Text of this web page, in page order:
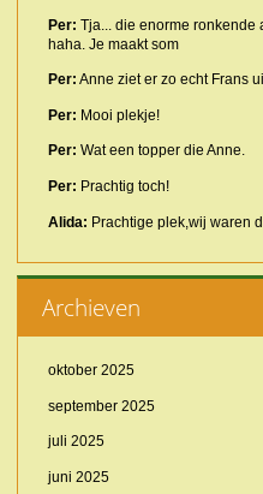
Per: Tja... die enorme ronkende
haha. Je maakt som
Per: Anne ziet er zo echt Frans
Per: Mooi plekje!
Per: Wat een topper die Anne.
Per: Prachtig toch!
Alida: Prachtige plek,wij waren
Archieven
oktober 2025
september 2025
juli 2025
juni 2025